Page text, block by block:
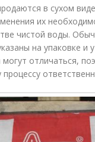
в сухом
их
чистой воды.
на упаковке и
могут отличаться,